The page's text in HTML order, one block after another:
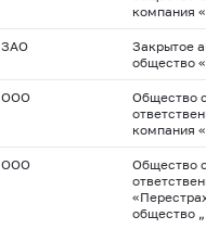
компания
ЗАО
Закрытое
общество
ООО
Общество
компания
ООО
Общество
общество